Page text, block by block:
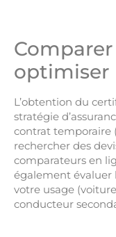
optimiser
L’obtention du
stratégie
contrat temporaire
rechercher des
comparateurs en
également évaluer
votre usage
conducteur